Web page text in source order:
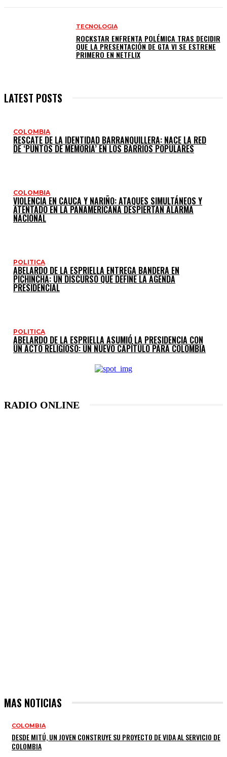
TECNOLOGIA
ROCKSTAR ENFRENTA POLÉMICA TRAS DECIDIR
QUE LA PRESENTACIÓN DE GTA VI SE ESTRENE
PRIMERO EN NETFLIX
LATEST POSTS
COLOMBIA
RESCATE DE LA IDENTIDAD BARRANQUILLERA: NACE LA RED
DE ‘PUNTOS DE MEMORIA’ EN LOS BARRIOS POPULARES
COLOMBIA
VIOLENCIA EN CAUCA Y NARIÑO: ATAQUES SIMULTÁNEOS Y
ATENTADO EN LA PANAMERICANA DESPIERTAN ALARMA
NACIONAL
POLITICA
ABELARDO DE LA ESPRIELLA ENTREGA BANDERA EN
PICHINCHA: UN DISCURSO QUE DEFINE LA AGENDA
PRESIDENCIAL
POLITICA
ABELARDO DE LA ESPRIELLA ASUMIÓ LA PRESIDENCIA CON
UN ACTO RELIGIOSO: UN NUEVO CAPÍTULO PARA COLOMBIA
RADIO ONLINE
MAS NOTICIAS
COLOMBIA
DESDE MITÚ, UN JOVEN CONSTRUYE SU PROYECTO DE VIDA AL SERVICIO DE
COLOMBIA